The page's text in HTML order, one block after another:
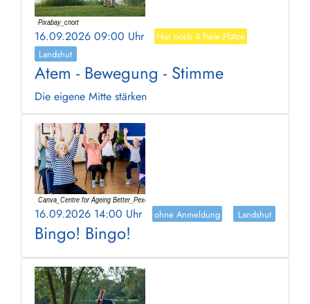
16.09.2026 09:00 Uhr
Nur noch 4 freie Plätze
Landshut
Atem - Bewegung - Stimme
Die eigene Mitte stärken
16.09.2026 14:00 Uhr ohne Anmeldung Landshut
Bingo! Bingo!